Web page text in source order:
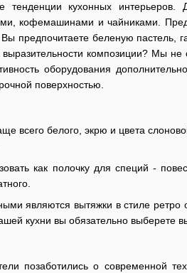
кухонных интерьеров.
кофемашинами и чайниками.
предпочитаете беленую
композиции? Мы не
оборудования
поверхностью.
всего белого, экрю и цвета
как полочку для специй -
являются вытяжки в стиле ретро
кухни вы обязательно выберете
позаботились о современной